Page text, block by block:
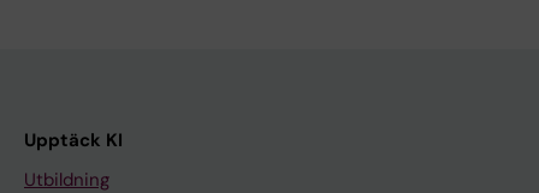
Upptäck KI
Utbildning